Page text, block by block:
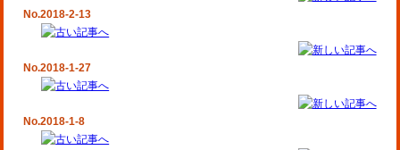
No.2018-2-13
No.2018-1-27
No.2018-1-8